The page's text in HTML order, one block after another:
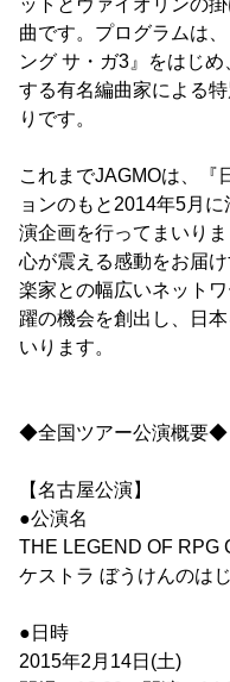
ットとヴァイオリンの
曲です。プログラムは
ング サ・ガ3』をはじ
する有名編曲家による
りです。
これまでJAGMOは、『
ョンのもと2014年5月
演企画を行ってまいり
心が震える感動をお届
楽家との幅広いネット
躍の機会を創出し、日
いります。
◆全国ツアー公演概要◆
【名古屋公演】
●公演名
THE LEGEND OF RPG
ケストラ ぼうけんのは
●日時
2015年2月14日(土)